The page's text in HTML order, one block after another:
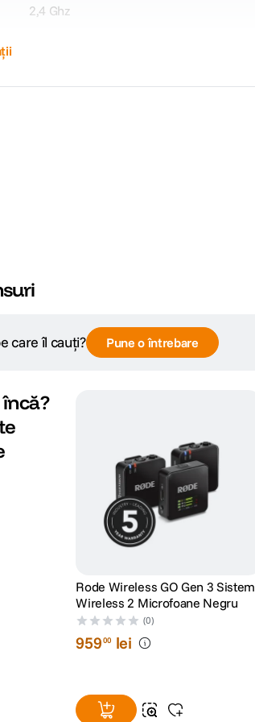
2,4 Ghz
care îl cauți? Pune o întrebare
Rode Wireless GO Gen 3 Sistem
Wireless 2 Microfoane Negru
(0)
95900 lei